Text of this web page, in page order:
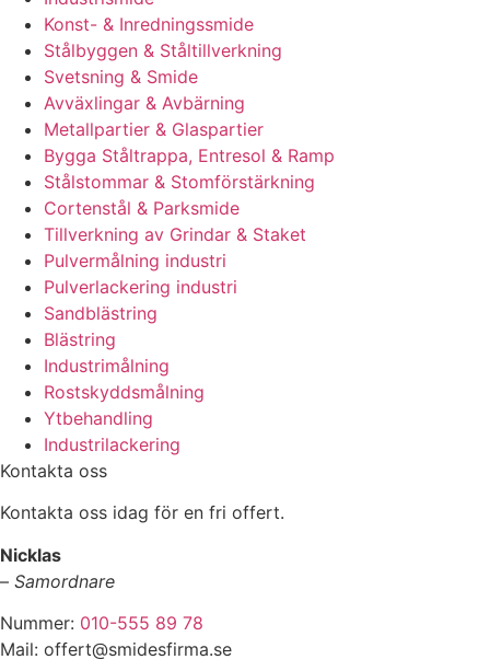
Konst- & Inredningssmide
Stålbyggen & Ståltillverkning
Svetsning & Smide
Avväxlingar & Avbärning
Metallpartier & Glaspartier
Bygga Ståltrappa, Entresol & Ramp
Stålstommar & Stomförstärkning
Cortenstål & Parksmide
Tillverkning av Grindar & Staket
Pulvermålning industri
Pulverlackering industri
Sandblästring
Blästring
Industrimålning
Rostskyddsmålning
Ytbehandling
Industrilackering
Kontakta oss
Kontakta oss idag för en fri offert.
Nicklas
– Samordnare
Nummer: 010-555 89 78
Mail: offert@smidesfirma.se